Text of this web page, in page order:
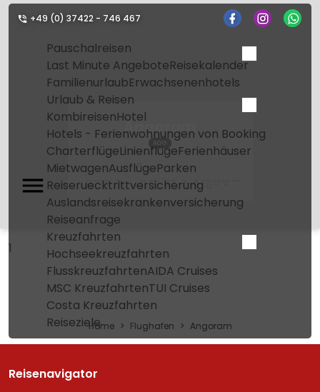
+49 (0) 37422 - 746 467
Pauschalreisen
Last Minute AngeboteReisekalender
FamilienurlaubErwachsenenhotels
Urlaub & Reisen
KombireisenHotel
Hotels - Ferienwohnungen von Booking
CharterflügeLinienflügeFerienhäuser
MietwagenAusflügeParken
Reiseruecktrittversicherung
Auslandsreisekrankenversicherung
Reiseanfrage
Kreuzfahrten
Hochseekreuzfahrten
FlusskreuzfahrtenAIDA Cruises
MSC KreuzfahrtenTUI Cruises
Costa Kreuzfahrten
Reiseziele
Angoram
AGG
Home Flughafen Angoram
1
Home Flughafen Angoram
Reisenavigator